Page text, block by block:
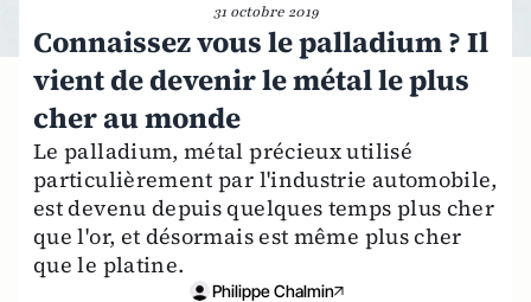
31 octobre 2019
Connaissez vous le palladium ? Il
vient de devenir le métal le plus
cher au monde
Le palladium, métal précieux utilisé
particulièrement par l'industrie automobile,
est devenu depuis quelques temps plus cher
que l'or, et désormais est même plus cher
que le platine.
Philippe Chalmin